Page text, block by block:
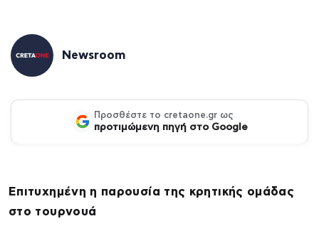
Newsroom
Προσθέστε το cretaone.gr ως
προτιμώμενη πηγή στο Google
Επιτυχημένη η παρουσία της κρητικής ομάδας
στο τουρνουά